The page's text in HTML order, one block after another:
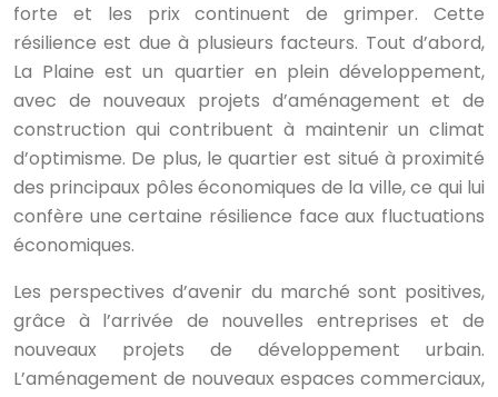
forte et les prix continuent de grimper. Cette
résilience est due à plusieurs facteurs. Tout d’abord,
La Plaine est un quartier en plein développement,
avec de nouveaux projets d’aménagement et de
construction qui contribuent à maintenir un climat
d’optimisme. De plus, le quartier est situé à proximité
des principaux pôles économiques de la ville, ce qui lui
confère une certaine résilience face aux fluctuations
économiques.
Les perspectives d’avenir du marché sont positives,
grâce à l’arrivée de nouvelles entreprises et de
nouveaux projets de développement urbain.
L’aménagement de nouveaux espaces commerciaux,